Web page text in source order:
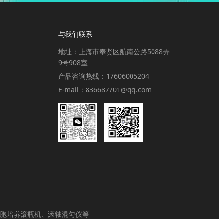
与我们联系
地址：上海市奉贤区航南公路5088弄
9号908室
产品咨询热线：17606005204
E-mail：836687701@qq.com
培养滚瓶机、滚轴混匀仪等